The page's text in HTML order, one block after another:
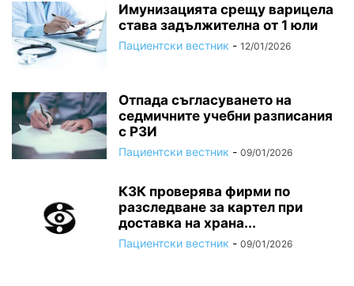
Имунизацията срещу варицела
става задължителна от 1 юли
Пациентски вестник - 12/01/2026
Отпада съгласуването на
седмичните учебни разписания
с РЗИ
Пациентски вестник - 09/01/2026
КЗК проверява фирми по
разследване за картел при
доставка на храна...
Пациентски вестник - 09/01/2026